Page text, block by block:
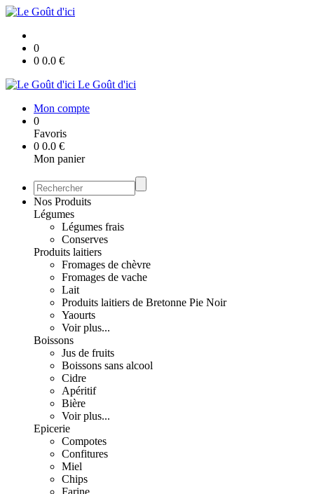
0
0 0.0 €
Le Goût d'ici
Mon compte
0
Favoris
0 0.0 €
Mon panier
Nos Produits
Légumes
Légumes frais
Conserves
Produits laitiers
Fromages de chèvre
Fromages de vache
Lait
Produits laitiers de Bretonne Pie Noir
Yaourts
Voir plus...
Boissons
Jus de fruits
Boissons sans alcool
Cidre
Apéritif
Bière
Voir plus...
Epicerie
Compotes
Confitures
Miel
Chips
Farine